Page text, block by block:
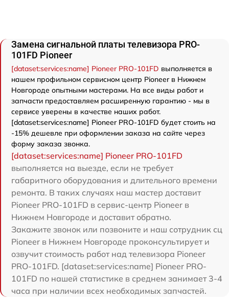
Замена сигнальной платы телевизора PRO-
101FD Pioneer
[dataset:services:name] Pioneer PRO-101FD выполняется в
нашем профильном сервисном центр Pioneer в Нижнем
Новгороде опытными мастерами. На все виды работ и
запчасти предоставляем расширенную гарантию - мы в
сервисе уверены в качестве наших работ.
[dataset:services:name] Pioneer PRO-101FD будет стоить на
-15% дешевле при оформлении заказа на сайте через
форму заказа звонка.
[dataset:services:name] Pioneer PRO-101FD
выполняется на выезде, если не требует
габаритного оборудования и длительного времени
ремонта. В таких случаях наш мастер доставит
Pioneer PRO-101FD в сервис-центр Pioneer в
Нижнем Новгороде и доставит обратно.
Закажите звонок или позвоните и наш сотрудник сц
Pioneer в Нижнем Новгороде проконсультирует и
озвучит стоимость работ над телевизора Pioneer
PRO-101FD. [dataset:services:name] Pioneer PRO-
101FD по нашей статистике в среднем занимает 3-4
часа при наличии всех необходимых запчастей.